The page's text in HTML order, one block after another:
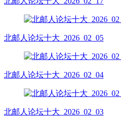
北邮人论坛十大_2026_02_05
北邮人论坛十大_2026_02_04
北邮人论坛十大_2026_02_03